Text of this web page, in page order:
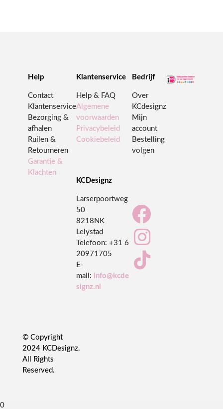
Help
Contact
Klantenservice
Bezorging &
afhalen
Ruilen &
Retourneren
Garantie &
Klachten
Klantenservice
Help & FAQ
Algemene
voorwaarden
Privacybeleid
Cookiebeleid
KCDesignz
Larserpoortweg
50
8218NK
Lelystad
Telefoon: +31 6
20971705
E-
mail: info@kcde
signz.nl
Bedrijf
Over
KCdesignz
Mijn
account
Bestelling
volgen



© Copyright
2024 KCDesignz.
All Rights
Reserved.
0